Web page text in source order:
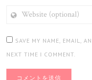
(OPTIONAL)
SAVE MY NAME, EMAIL,
NEXT TIME I COMMENT.